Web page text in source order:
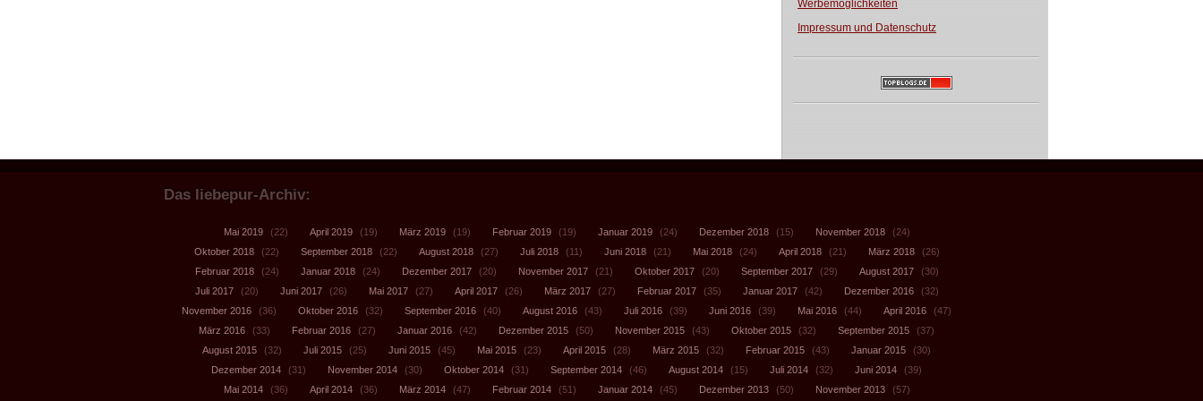
Werbemöglichkeiten
Impressum und Datenschutz
Das liebepur-Archiv:
Mai 2019 (22) April 2019 (19) März 2019 (19) Februar 2019 (19) Januar 2019 (24) Dezember 2018 (15) November 2018
(24)
Oktober 2018
(22) September 2018 (22) August 2018 (27) Juli 2018 (11) Juni 2018 (21) Mai 2018 (24) April 2018 (21) März 2018
(26)
Februar 2018
(24) Januar 2018 (24) Dezember 2017 (20) November 2017 (21) Oktober 2017 (20) September 2017 (29) August 2017
(30)
Juli 2017
(20) Juni 2017 (26) Mai 2017 (27) April 2017 (26) März 2017 (27) Februar 2017 (35) Januar 2017 (42) Dezember 2016
(32)
November 2016
(36) Oktober 2016 (32) September 2016 (40) August 2016 (43) Juli 2016 (39) Juni 2016 (39) Mai 2016 (44) April 2016
(47)
März 2016
(33) Februar 2016 (27) Januar 2016 (42) Dezember 2015 (50) November 2015 (43) Oktober 2015 (32) September 2015
(37)
August 2015
(32) Juli 2015 (25) Juni 2015 (45) Mai 2015 (23) April 2015 (28) März 2015 (32) Februar 2015 (43) Januar 2015
(30)
Dezember 2014
(31) November 2014 (30) Oktober 2014 (31) September 2014 (46) August 2014 (15) Juli 2014 (32) Juni 2014
(39)
Mai 2014
(36) April 2014 (36) März 2014 (47) Februar 2014 (51) Januar 2014 (45) Dezember 2013 (50) November 2013 (57)